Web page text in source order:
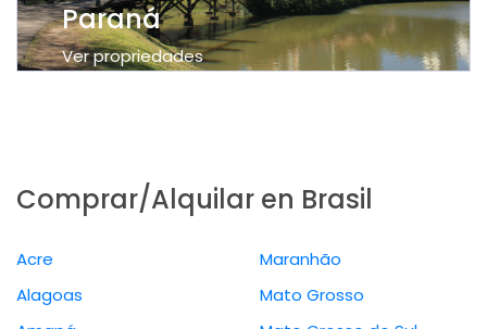
Paraná
Ver propriedades
Comprar/Alquilar en Brasil
Acre
Alagoas
Maranhão
Mato Grosso